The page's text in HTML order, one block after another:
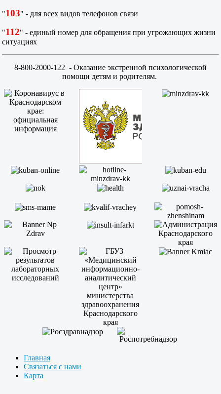
"103" - для всех видов телефонов связи
"112" - единый номер для обращения при угрожающих жизни
ситуациях
8-800-2000-122 - Оказание экстренной психологической
помощи детям и родителям.
Главная
Связаться с нами
Карта